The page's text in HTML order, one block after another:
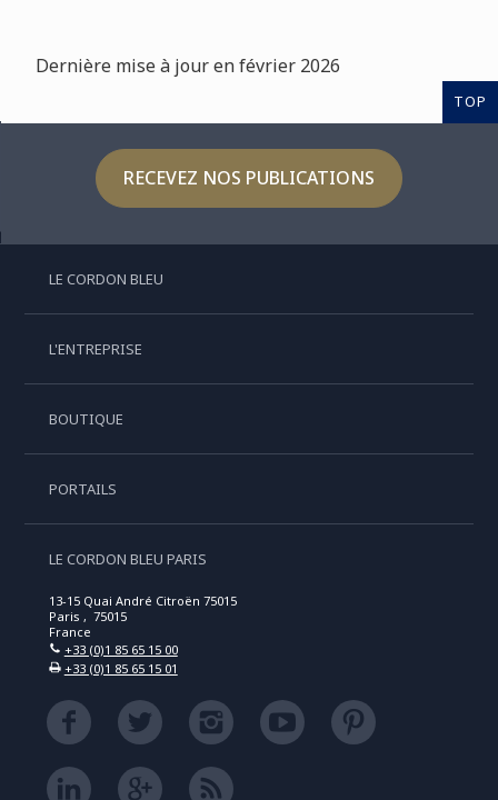
Dernière mise à jour en février 2026
TOP
RECEVEZ NOS PUBLICATIONS
LE CORDON BLEU
L'ENTREPRISE
BOUTIQUE
PORTAILS
LE CORDON BLEU PARIS
13-15 Quai André Citroën 75015
Paris , 75015
France
+33 (0)1 85 65 15 00
+33 (0)1 85 65 15 01